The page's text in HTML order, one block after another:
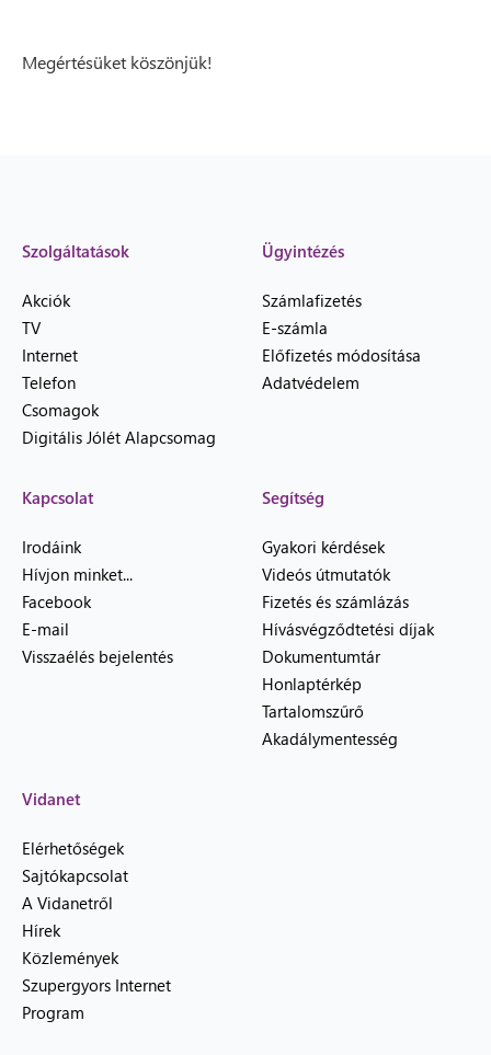
Megértésüket köszönjük!
Szolgáltatások
Akciók
TV
Internet
Telefon
Csomagok
Digitális Jólét Alapcsomag
Ügyintézés
Számlafizetés
E-számla
Előfizetés módosítása
Adatvédelem
Kapcsolat
Irodáink
Hívjon minket...
Facebook
E-mail
Visszaélés bejelentés
Segítség
Gyakori kérdések
Videós útmutatók
Fizetés és számlázás
Hívásvégződtetési díjak
Dokumentumtár
Honlaptérkép
Tartalomszűrő
Akadálymentesség
Vidanet
Elérhetőségek
Sajtókapcsolat
A Vidanetről
Hírek
Közlemények
Szupergyors Internet
Program